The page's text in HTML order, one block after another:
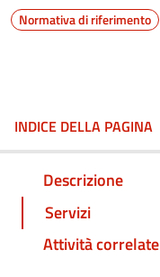
Normativa di riferimento
INDICE DELLA PAGINA
Descrizione
Servizi
Attività correlate